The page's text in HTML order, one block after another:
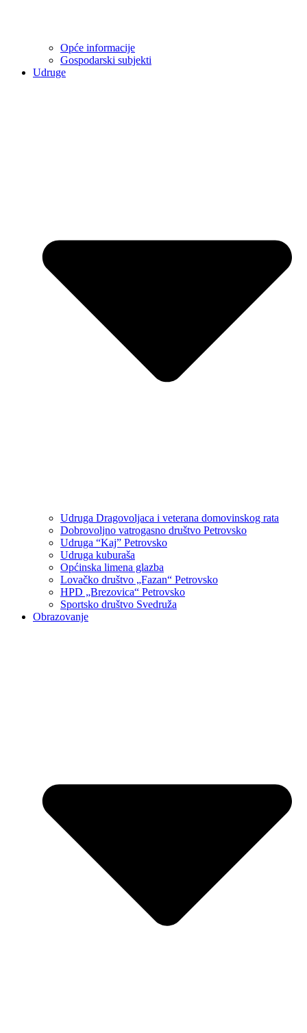
Opće informacije
Gospodarski subjekti
Udruge
Udruga Dragovoljaca i veterana domovinskog rata
Dobrovoljno vatrogasno društvo Petrovsko
Udruga “Kaj” Petrovsko
Udruga kuburaša
Općinska limena glazba
Lovačko društvo „Fazan“ Petrovsko
HPD „Brezovica“ Petrovsko
Sportsko društvo Svedruža
Obrazovanje